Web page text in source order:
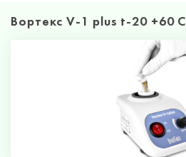
Вортекс V-1 plus t-20 +60 C